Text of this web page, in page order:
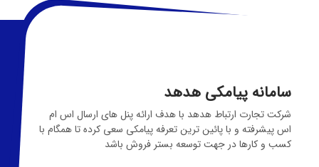
سامانه پیامکی هدهد
شرکت تجارت ارتباط هدهد با هدف ارائه پنل های ارسال اس ام
اس پیشرفته و با پائین ترین تعرفه پیامکی سعی کرده تا همگام با
کسب و کارها در جهت توسعه بستر فروش باشد